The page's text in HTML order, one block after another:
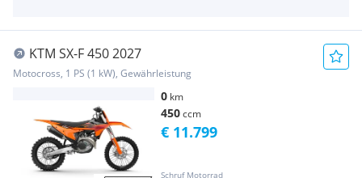
KTM SX-F 450 2027
Motocross, 1 PS (1 kW), Gewährleistung
0 km
450ccm
Schruf Motorrad
€ 11.799